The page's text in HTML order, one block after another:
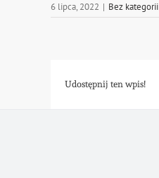
6 lipca, 2022 | Bez kategorii
Udostępnij ten wpis!